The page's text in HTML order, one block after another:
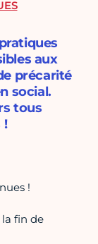
aux
précarité
social.
tous
!
!
fin de